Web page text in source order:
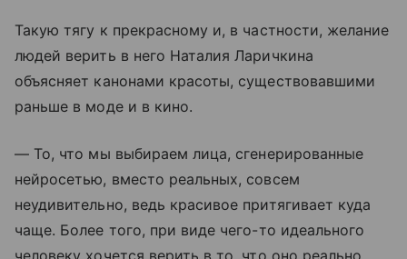
Такую тягу к прекрасному и, в частности, желание
людей верить в него Наталия Ларичкина
объясняет канонами красоты, существовавшими
раньше в моде и в кино.
— То, что мы выбираем лица, сгенерированные
нейросетью, вместо реальных, совсем
неудивительно, ведь красивое притягивает куда
чаще. Более того, при виде чего-то идеального
человеку хочется верить в то, что оно реально.